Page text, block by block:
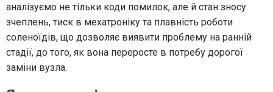
аналізуємо не тільки коди помилок, але й стан зносу
зчеплень, тиск в мехатроніку та плавність роботи
соленоїдів, що дозволяє виявити проблему на ранній
стадії, до того, як вона переросте в потребу дорогої
заміни вузла.